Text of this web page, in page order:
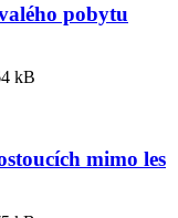
pobytu
kB
mimo les